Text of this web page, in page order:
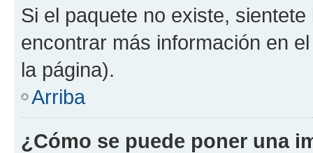
Si el paquete no existe,
encontrar más información en
la página).
Arriba
¿Cómo se puede poner una